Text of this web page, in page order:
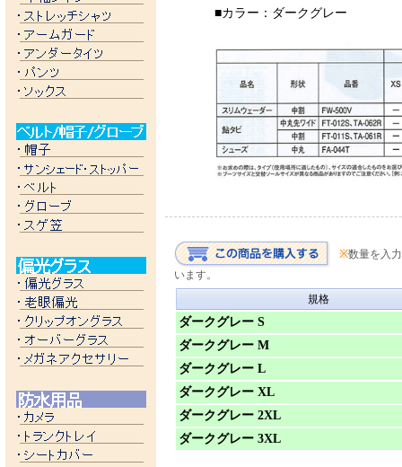
■カラー：ダークグレー
※数量を入
います。
規格
ダークグレー S
ダークグレー M
ダークグレー L
ダークグレー XL
ダークグレー 2XL
ダークグレー 3XL